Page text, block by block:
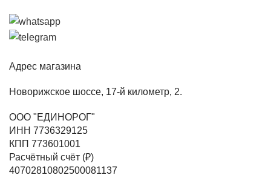
Адрес магазина
Новорижское шоссе, 17-й километр, 2.
ООО "ЕДИНОРОГ"
ИНН 7736329125
КПП 773601001
Расчётный счёт (₽)
40702810802500081137